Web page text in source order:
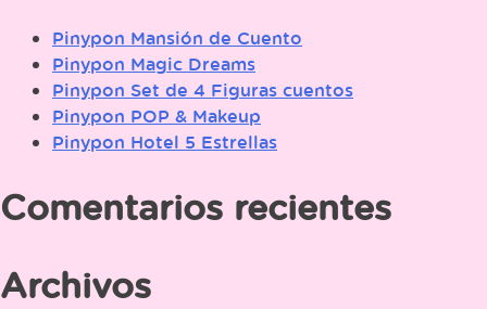
Pinypon Mansión de Cuento
Pinypon Magic Dreams
Pinypon Set de 4 Figuras cuentos
Pinypon POP & Makeup
Pinypon Hotel 5 Estrellas
Comentarios recientes
Archivos